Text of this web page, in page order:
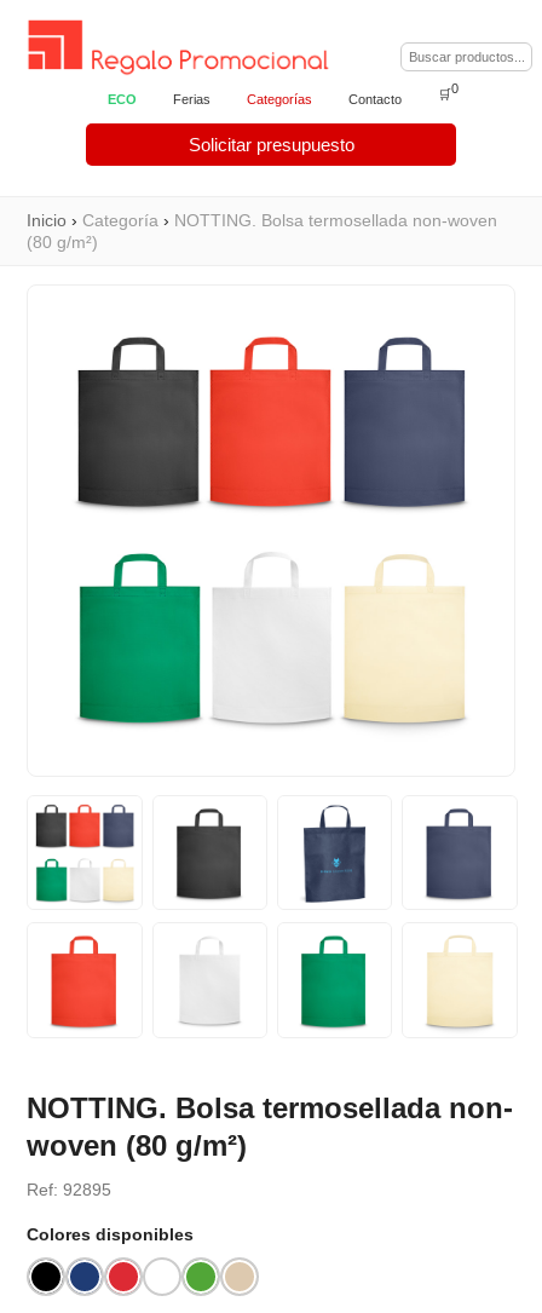
ECO Ferias Categorías Contacto
Solicitar presupuesto
🛒0
Inicio ›Categoría › NOTTING. Bolsa termosellada non-woven
(80 g/m²)
NOTTING. Bolsa termosellada non-
woven (80 g/m²)
Ref: 92895
Colores disponibles